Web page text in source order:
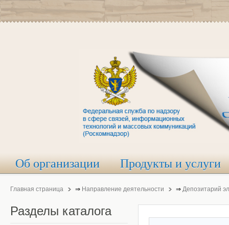
Об организации Продукты и услуги
Главная страница ⇒ Направление деятельности ⇒ Депозитарий
Разделы каталога